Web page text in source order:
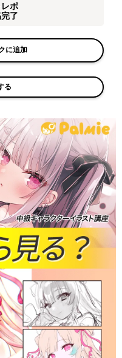
ポ
了
に追加
る